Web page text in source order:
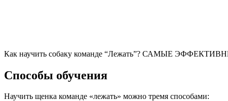
Как научить собаку команде “Лежать”? САМЫЕ
Способы обучения
Научить щенка команде «лежать» можно тремя способами: